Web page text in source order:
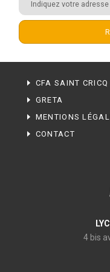
CFA SAINT CRICQ
GRETA
MENTIONS
CONTACT
4 bis